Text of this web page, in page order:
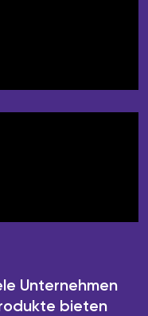
Unternehmen
bieten